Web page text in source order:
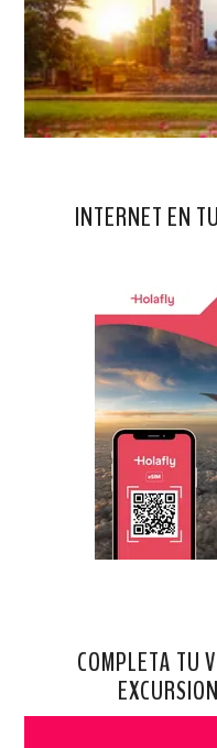
INTERNET EN
COMPLETA TU